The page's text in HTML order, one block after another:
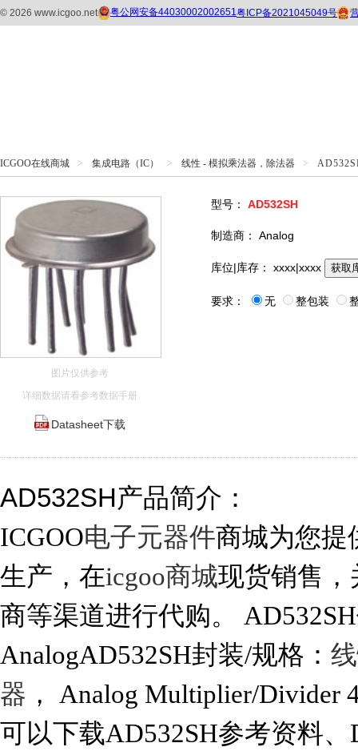
ICGOO在线商城 > 集成电路（IC） > 线性 - 模拟乘法器，除法器 >
图片仅供参考
详细数据请看参考数据手册
Datasheet下载
型号： AD532SH
制造商： Analog
库位|库存： xxxx|xxxx 获取
要求： 无 整包装
AD532SH产品简介：
ICGOO电子元器件商城为您提
生产，在icgoo商城现货销售
商等渠道进行代购。
AnalogAD532SH封装/规格：
器 ， Analog Multiplier/Divider
可以下载AD532SH参考资料、